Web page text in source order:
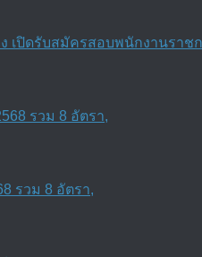
ปิดรับสมัครสอบพนักงานราช
รวม 8 อัตรา,